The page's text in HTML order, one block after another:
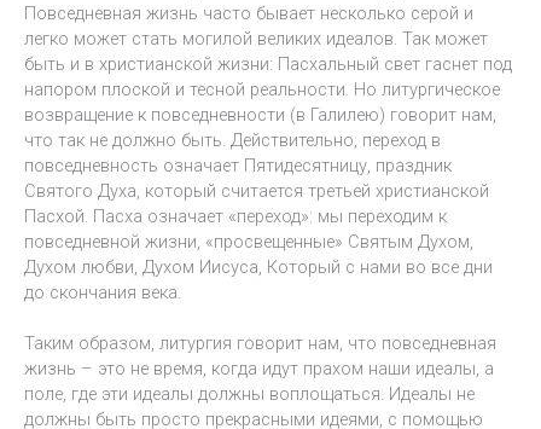
Повседневная жизнь часто бывает несколько серой и
легко может стать могилой великих идеалов. Так может
быть и в христианской жизни: Пасхальный свет гаснет под
напором плоской и тесной реальности. Но литургическое
возвращение к повседневности (в Галилею) говорит нам,
что так не должно быть. Действительно, переход в
повседневность означает Пятидесятницу, праздник
Святого Духа, который считается третьей христианской
Пасхой. Пасха означает «переход»: мы переходим к
повседневной жизни, «просвещенные» Святым Духом,
Духом любви, Духом Иисуса, Который с нами во все дни
до скончания века.
Таким образом, литургия говорит нам, что повседневная
жизнь – это не время, когда идут прахом наши идеалы, а
поле, где эти идеалы должны воплощаться. Идеалы не
должны быть просто прекрасными идеями, с помощью